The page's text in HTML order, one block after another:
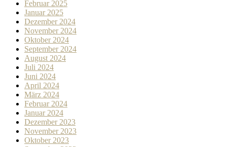
Februar 2025
Januar 2025
Dezember 2024
November 2024
Oktober 2024
September 2024
August 2024
Juli 2024
Juni 2024
April 2024
März 2024
Februar 2024
Januar 2024
Dezember 2023
November 2023
Oktober 2023